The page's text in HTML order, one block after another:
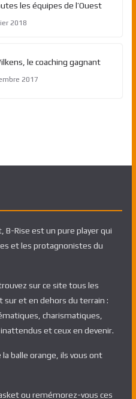
les équipes de l’Ouest
2018
le coaching gagnant
2017
B-Rise est un pure player qui
et les protagnonistes du
sur ce site tous les
sur et en dehors du terrain :
charismatiques,
et ceux en devenir.
balle orange, ils vous ont
ou remémorez-vous ces